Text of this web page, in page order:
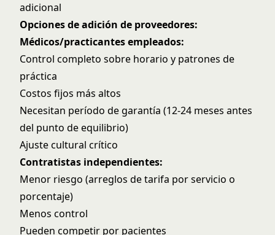
adicional
Opciones de adición de proveedores:
Médicos/practicantes empleados:
Control completo sobre horario y patrones de
práctica
Costos fijos más altos
Necesitan período de garantía (12-24 meses antes
del punto de equilibrio)
Ajuste cultural crítico
Contratistas independientes:
Menor riesgo (arreglos de tarifa por servicio o
porcentaje)
Menos control
Pueden competir por pacientes